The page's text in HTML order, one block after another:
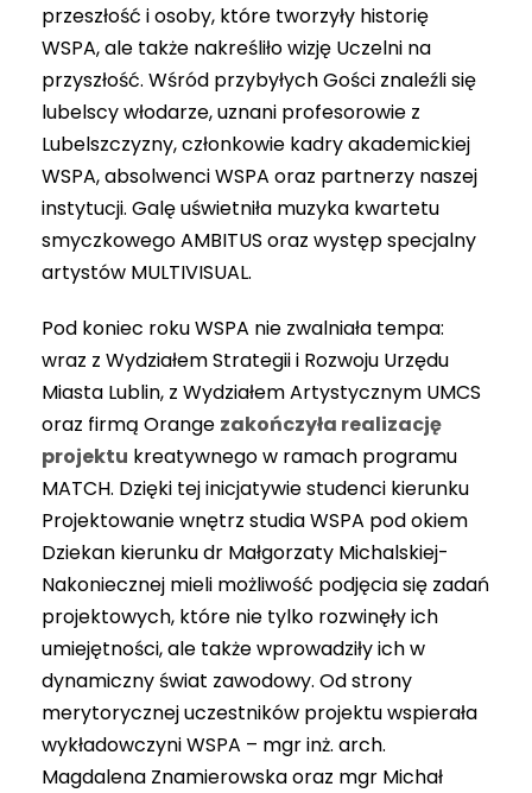
przeszłość i osoby, które tworzyły historię
WSPA, ale także nakreśliło wizję Uczelni na
przyszłość. Wśród przybyłych Gości znaleźli się
lubelscy włodarze, uznani profesorowie z
Lubelszczyzny, członkowie kadry akademickiej
WSPA, absolwenci WSPA oraz partnerzy naszej
instytucji. Galę uświetniła muzyka kwartetu
smyczkowego AMBITUS oraz występ specjalny
artystów MULTIVISUAL.
Pod koniec roku WSPA nie zwalniała tempa:
wraz z Wydziałem Strategii i Rozwoju Urzędu
Miasta Lublin, z Wydziałem Artystycznym UMCS
oraz firmą Orange zakończyła realizację
projektu kreatywnego w ramach programu
MATCH. Dzięki tej inicjatywie studenci kierunku
Projektowanie wnętrz studia WSPA pod okiem
Dziekan kierunku dr Małgorzaty Michalskiej-
Nakoniecznej mieli możliwość podjęcia się zadań
projektowych, które nie tylko rozwinęły ich
umiejętności, ale także wprowadziły ich w
dynamiczny świat zawodowy. Od strony
merytorycznej uczestników projektu wspierała
wykładowczyni WSPA – mgr inż. arch.
Magdalena Znamierowska oraz mgr Michał